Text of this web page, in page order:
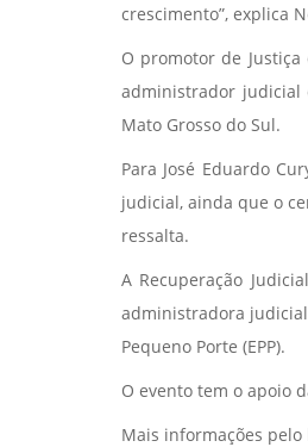
crescimento”, explica
O promotor de
administrador judicial
Mato Grosso do Sul.
Para José Eduardo
judicial, ainda que o
ressalta.
A Recuperação
administradora judicial
Pequeno Porte (EPP).
O evento tem o apoio
Mais informações pelo